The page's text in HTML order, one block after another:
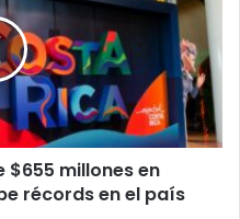
$655 millones en
récords en el país